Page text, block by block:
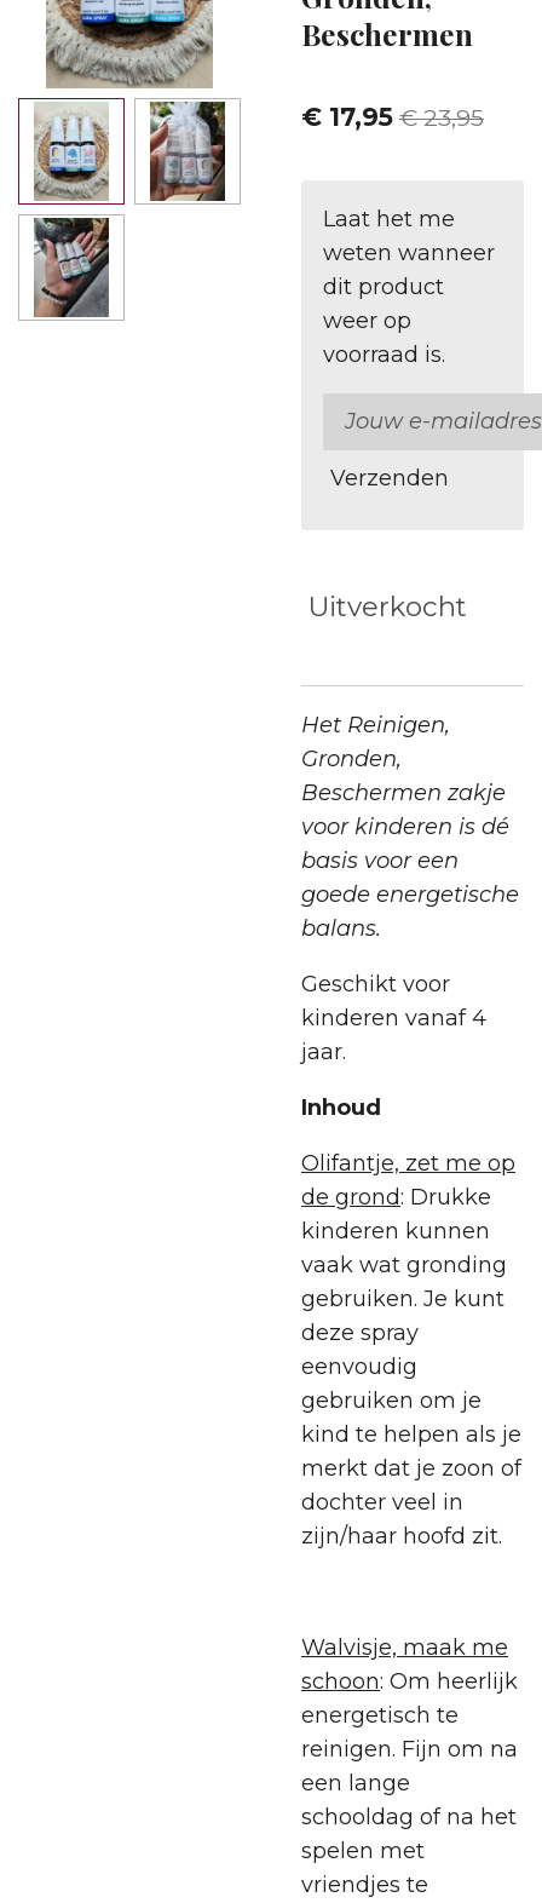
Beschermen
€ 17,95 € 23,95
Laat het me
weten wanneer
dit product
weer op
voorraad is.
Verzenden
Uitverkocht
Het Reinigen,
Gronden,
Beschermen zakje
voor kinderen is dé
basis voor een
goede energetische
balans.
Geschikt voor
kinderen vanaf 4
jaar.
Inhoud
Olifantje, zet me op
de grond: Drukke
kinderen kunnen
vaak wat gronding
gebruiken. Je kunt
deze spray
eenvoudig
gebruiken om je
kind te helpen als je
merkt dat je zoon of
dochter veel in
zijn/haar hoofd zit.
Walvisje, maak me
schoon: Om heerlijk
energetisch te
reinigen. Fijn om na
een lange
schooldag of na het
spelen met
vriendjes te